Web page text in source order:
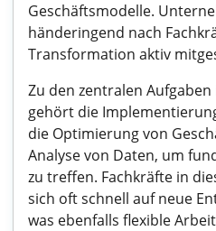
Geschäftsmodelle.
händeringend nach
Transformation aktiv
Zu den zentralen
gehört die
die Optimierung von
Analyse von Daten, um
zu treffen. Fachkräfte in
sich oft schnell auf neue
was ebenfalls flexible